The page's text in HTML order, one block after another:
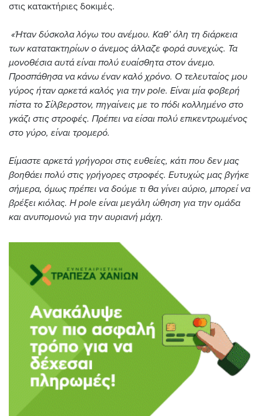
στις κατακτήριες δοκιμές.
«Ήταν δύσκολα λόγω του ανέμου. Καθ’ όλη τη διάρκεια
των κατατακτηρίων ο άνεμος άλλαζε φορά συνεχώς. Τα
μονοθέσια αυτά είναι πολύ ευαίσθητα στον άνεμο.
Προσπάθησα να κάνω έναν καλό χρόνο. Ο τελευταίος μου
γύρος ήταν αρκετά καλός για την pole. Είναι μία φοβερή
πίστα το Σίλβερστον, πηγαίνεις με το πόδι κολλημένο στο
γκάζι στις στροφές. Πρέπει να είσαι πολύ επικεντρωμένος
στο γύρο, είναι τρομερό.
Είμαστε αρκετά γρήγοροι στις ευθείες, κάτι που δεν μας
βοηθάει πολύ στις γρήγορες στροφές. Ευτυχώς μας βγήκε
σήμερα, όμως πρέπει να δούμε τι θα γίνει αύριο, μπορεί να
βρέξει κιόλας. Η pole είναι μεγάλη ώθηση για την ομάδα
και ανυπομονώ για την αυριανή μάχη.